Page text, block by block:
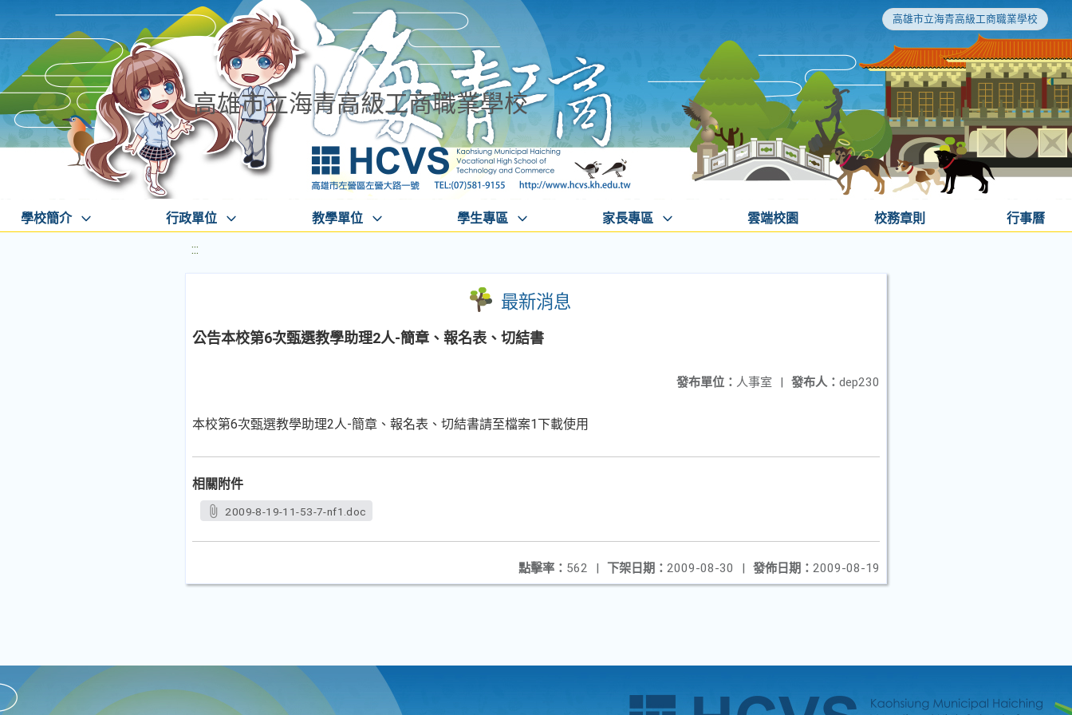
高雄市立海青高級工商職業學校
高雄市立海青高級工商職業學校
學校簡介 行政單位 教學單位 學生專區 家長專區 雲端校園 校務章則 行事曆
:::
最新消息
公告本校第6次甄選教學助理2人-簡章、報名表、切結書
發布人： dep230
發布單位： 人事室 |
本校第6次甄選教學助理2人-簡章、報名表、切結書請至檔案1下載使用
相關附件
2009-8-19-11-53-7-nf1.doc
發佈日期： 2009-08-19
下架日期： 2009-08-30 |
點擊率： 562 |